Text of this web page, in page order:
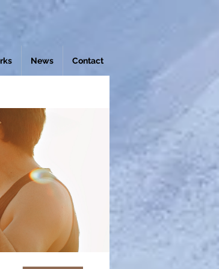
News Contact